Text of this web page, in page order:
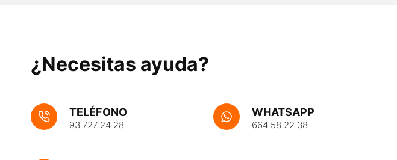
¿Necesitas ayuda?
TELÉFONO
93 727 24 28
WHATSAPP
664 58 22 38